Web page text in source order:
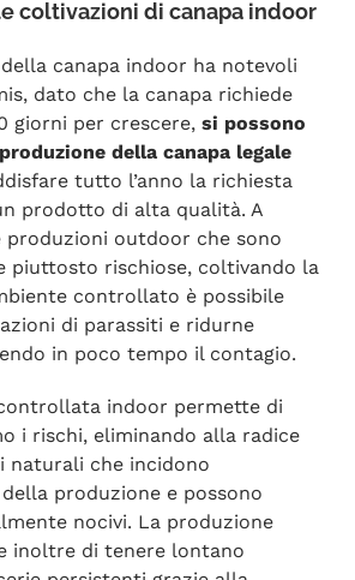
coltivazioni di canapa indoor
canapa indoor ha notevoli
dato che la canapa richiede
giorni per crescere, si possono
della canapa legale
tutto l’anno la richiesta
prodotto di alta qualità. A
produzioni outdoor che sono
piuttosto rischiose, coltivando la
controllato è possibile
di parassiti e ridurne
in poco tempo il contagio.
indoor permette di
i rischi, eliminando alla radice
che incidono
della produzione e possono
nocivi. La produzione
inoltre di tenere lontano